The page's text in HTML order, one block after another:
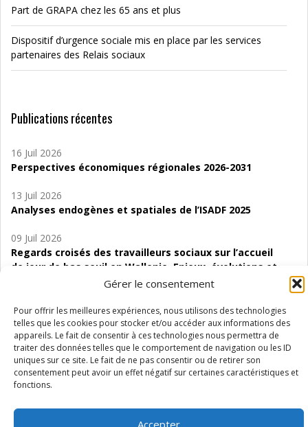
Gérer le consentement
Pour offrir les meilleures expériences, nous utilisons des technologies
telles que les cookies pour stocker et/ou accéder aux informations des
appareils. Le fait de consentir à ces technologies nous permettra de
traiter des données telles que le comportement de navigation ou les ID
uniques sur ce site. Le fait de ne pas consentir ou de retirer son
consentement peut avoir un effet négatif sur certaines caractéristiques et
fonctions.
Accepter
Part de GRAPA chez les 65 ans et plus
Dispositif d’urgence sociale mis en place par les services
partenaires des Relais sociaux
Publications récentes
16 Juil 2026
Perspectives économiques régionales 2026-2031
13 Juil 2026
Analyses endogènes et spatiales de l’ISADF 2025
09 Juil 2026
Regards croisés des travailleurs sociaux sur l’accueil
de jour de bas seuil en Wallonie. Enjeux, évolutions et
06 Juil 2026
Étude d’évaluabilité des Structures
d’accompagnement à l’autocréation d’emploi (SAACE)
01 Juil 2026
Pénurie du personnel infirmier :quels indicateurs
Wallonie ?